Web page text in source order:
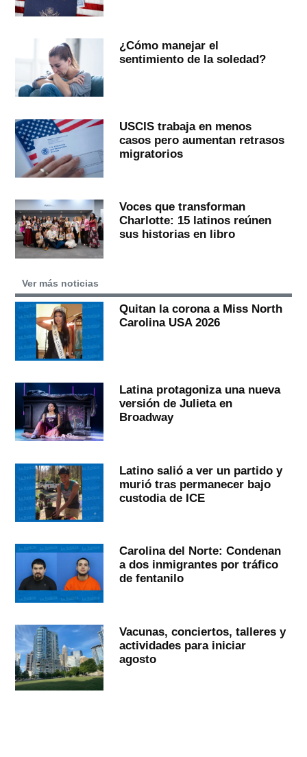
¿Cómo manejar el
sentimiento de la soledad?
USCIS trabaja en menos
casos pero aumentan retrasos
migratorios
Voces que transforman
Charlotte: 15 latinos reúnen
sus historias en libro
Ver más noticias
Quitan la corona a Miss North
Carolina USA 2026
Latina protagoniza una nueva
versión de Julieta en
Broadway
Latino salió a ver un partido y
murió tras permanecer bajo
custodia de ICE
Carolina del Norte: Condenan
a dos inmigrantes por tráfico
de fentanilo
Vacunas, conciertos, talleres y
actividades para iniciar
agosto